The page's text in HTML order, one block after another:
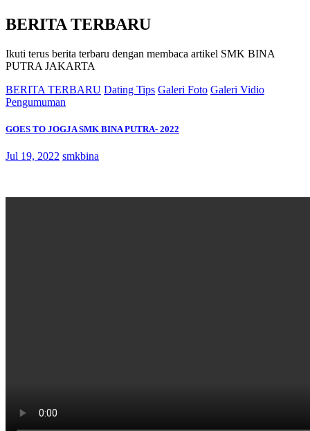
BERITA TERBARU
Ikuti terus berita terbaru dengan membaca artikel SMK BINA
PUTRA JAKARTA
BERITA TERBARU Dating Tips Galeri Foto Galeri Vidio
Pengumuman
GOES TO JOGJA SMK BINA PUTRA- 2022
Jul 19, 2022 smkbina